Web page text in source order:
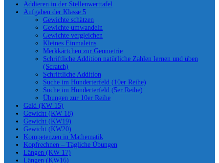
Addieren in der Stellenwerttafel
Aufgaben der Klasse 5
Gewichte schätzen
Gewichte umwandeln
Gewichte vergleichen
Kleines Einmaleins
Merkkärtchen zur Geometrie
Schriftliche Addition natürliche Zahlen lernen und üben
(Scratch)
Schriftliche Addition
Suche im Hunderterfeld (10er Reihe)
Suche im Hunderterfeld (5er Reihe)
Übungen zur 10er Reihe
Geld (KW 15)
Gewicht (KW 18)
Gewicht (KW19)
Gewicht (KW20)
Kompetenzen in Mathematik
Kopfrechnen – Tägliche Übungen
Längen (KW 17)
Längen (KW16)